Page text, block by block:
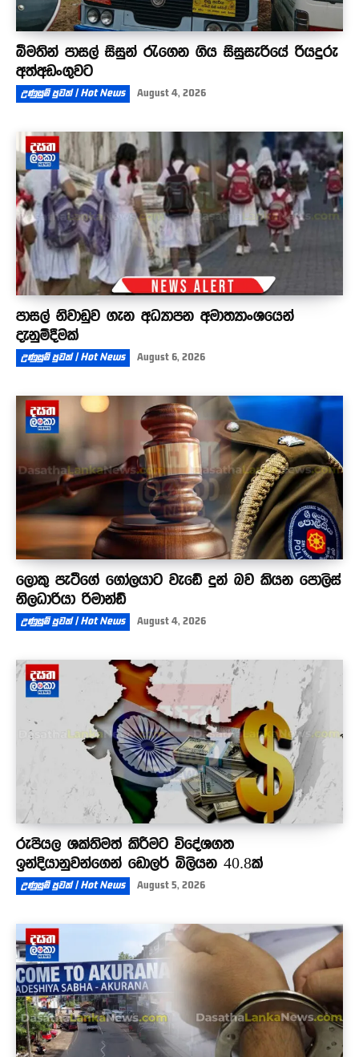
බීමතින් පාසල් සිසුන් රැගෙන ගිය සිසුසැරියේ රියදුරු
අත්අඩංගුවට
උණුසුම් පුවත් | Hot News August 4, 2026
පාසල් නිවාඩුව ගැන අධ්‍යාපන අමාත්‍යාංශයෙන්
දැනුම්දීමක්
උණුසුම් පුවත් | Hot News August 6, 2026
ලොකු පැටීගේ ගෝලයාට වැඩේ දුන් බව කියන පොලිස්
නිලධාරියා රිමාන්ඩ්
උණුසුම් පුවත් | Hot News August 4, 2026
රුපියල ශක්තිමත් කිරීමට විදේශගත
ඉන්දියානුවන්ගෙන් ඩොලර් බිලියන 40.8ක්
උණුසුම් පුවත් | Hot News August 5, 2026